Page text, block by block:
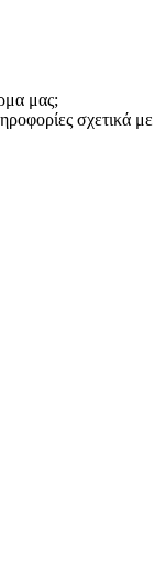
μας;
σχετικά με